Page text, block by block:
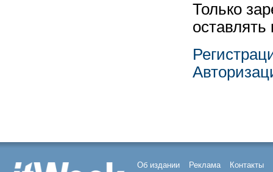
Только
Об издании Реклама Контакты